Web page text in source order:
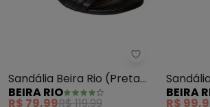
Beira Rio -
Sandália Beira Rio (Preta)
em Sisntético
BEIRA RIO
R$ 79,99R$ 119,99
em
BEIRA
R$